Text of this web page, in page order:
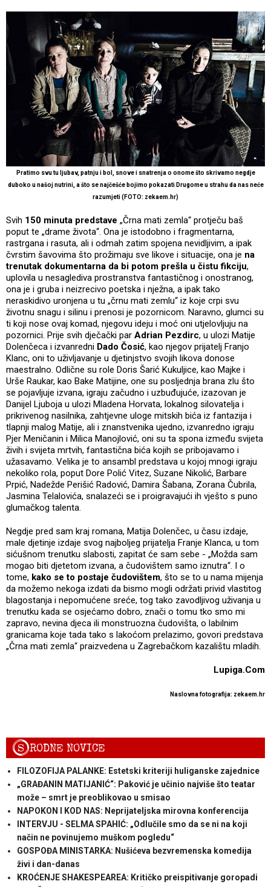
Pratimo svu tu ljubav, patnju i bol, snove i snatrenja o onome što skrivamo negdje
duboko u našoj nutrini, a što se najčešće bojimo pokazati Drugome u strahu da nas neće
razumjeti (FOTO: zekaem.hr)
Svih 150 minuta predstave „Črna mati zemla“ protječu baš
poput te „drame života“. Ona je istodobno i fragmentarna,
rastrgana i rasuta, ali i odmah zatim spojena nevidljivim, a ipak
čvrstim šavovima što prožimaju sve likove i situacije, ona je na
trenutak dokumentarna da bi potom prešla u čistu fikciju,
uplovila u nesaglediva prostranstva fantastičnog i onostranog,
ona je i gruba i neizrecivo poetska i nježna, a ipak tako
neraskidivo uronjena u tu „črnu mati zemlu“ iz koje crpi svu
životnu snagu i silinu i prenosi je pozornicom. Naravno, glumci su
ti koji nose ovaj komad, njegovu ideju i moć oni utjelovljuju na
pozornici. Prije svih dječački par Adrian Pezdirc, u ulozi Matije
Dolenčeca i izvanredni Dado Čosić, kao njegov prijatelj Franjo
Klanc, oni to uživljavanje u djetinjstvo svojih likova donose
maestralno. Odlične su role Doris Šarić Kukuljice, kao Majke i
Urše Raukar, kao Bake Matijine, one su posljednja brana zlu što
se pojavljuje izvana, igraju začudno i uzbuđujuće, izazovan je
Danijel Ljuboja u ulozi Mladena Horvata, lokalnog silovatelja i
prikrivenog nasilnika, zahtjevne uloge mitskih bića iz fantazija i
tlapnji malog Matije, ali i znanstvenika ujedno, izvanredno igraju
Pjer Meničanin i Milica Manojlović, oni su ta spona između svijeta
živih i svijeta mrtvih, fantastična bića kojih se pribojavamo i
užasavamo. Velika je to ansambl predstava u kojoj mnogi igraju
nekoliko rola, poput Dore Polić Vitez, Suzane Nikolić, Barbare
Prpić, Nadežde Perišić Radović, Damira Šabana, Zorana Čubrila,
Jasmina Telalovića, snalazeći se i proigravajući ih vješto s puno
glumačkog talenta.
Negdje pred sam kraj romana, Matija Dolenčec, u času izdaje,
male djetinje izdaje svog najboljeg prijatelja Franje Klanca, u tom
sićušnom trenutku slabosti, zapitat će sam sebe - „Možda sam
mogao biti djetetom izvana, a čudovištem samo iznutra“. I o
tome, kako se to postaje čudovištem, što se to u nama mijenja
da možemo nekoga izdati da bismo mogli održati privid vlastitog
blagostanja i nepomućene sreće, tog tako zavodljivog uživanja u
trenutku kada se osjećamo dobro, znači o tomu tko smo mi
zapravo, nevina djeca ili monstruozna čudovišta, o labilnim
granicama koje tada tako s lakoćom prelazimo, govori predstava
„Črna mati zemla“ praizvedena u Zagrebačkom kazalištu mladih.
Lupiga.Com
Naslovna fotografija: zekaem.hr
SRODNE NOVICE
FILOZOFIJA PALANKE: Estetski kriteriji huliganske zajednice
„GRAĐANIN MATIJANIĆ“: Paković je učinio najviše što teatar
može – smrt je preoblikovao u smisao
NAPOKON I KOD NAS: Neprijateljska mirovna konferencija
INTERVJU - SELMA SPAHIĆ: „Odlučile smo da se ni na koji
način ne povinujemo muškom pogledu“
GOSPOĐA MINISTARKA: Nušićeva bezvremenska komedija
živi i dan-danas
KROĆENJE SHAKESPEAREA: Kritičko preispitivanje goropadi